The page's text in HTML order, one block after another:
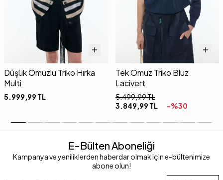
Düşük Omuzlu Triko Hırka
Multi
5.999,99 TL
Tek Omuz Triko Bluz
Lacivert
5.499,99TL
3.849,99 TL -%30
E-Bülten Aboneliği
Kampanya ve yeniliklerden haberdar olmak için e-bültenimize
abone olun!